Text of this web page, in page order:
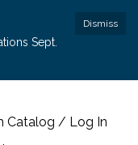
Dismiss
Sept.
Catalog / Log In